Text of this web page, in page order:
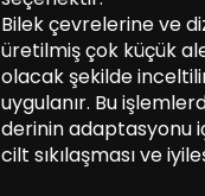
Bilek çevrelerine ve
üretilmiş çok küçük
olacak şekilde
uygulanır. Bu
derinin adaptasyonu
cilt sıkılaşması ve